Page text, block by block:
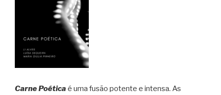
Carne Poética é uma fusão potente e intensa. As